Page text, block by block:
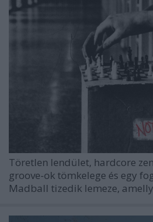
Töretlen lendület, hardcore
groove-ok tömkelege és egy
Madball tizedik lemeze,